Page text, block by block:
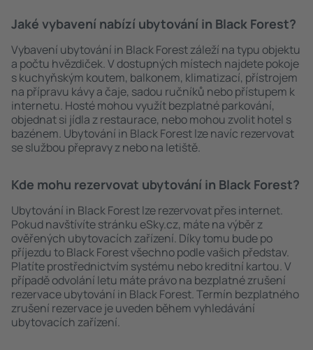
Jaké vybavení nabízí ubytování in Black Forest?
Vybavení ubytování in Black Forest záleží na typu objektu
a počtu hvězdiček. V dostupných místech najdete pokoje
s kuchyňským koutem, balkonem, klimatizací, přístrojem
na přípravu kávy a čaje, sadou ručníků nebo přístupem k
internetu. Hosté mohou využít bezplatné parkování,
objednat si jídla z restaurace, nebo mohou zvolit hotel s
bazénem. Ubytování in Black Forest lze navíc rezervovat
se službou přepravy z nebo na letiště.
Kde mohu rezervovat ubytování in Black Forest?
Ubytování in Black Forest lze rezervovat přes internet.
Pokud navštívíte stránku eSky.cz, máte na výběr z
ověřených ubytovacích zařízení. Díky tomu bude po
příjezdu to Black Forest všechno podle vašich představ.
Platíte prostřednictvím systému nebo kreditní kartou. V
případě odvolání letu máte právo na bezplatné zrušení
rezervace ubytování in Black Forest. Termín bezplatného
zrušení rezervace je uveden během vyhledávání
ubytovacích zařízení.